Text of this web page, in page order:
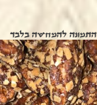
התמונה להמחשה בלבד